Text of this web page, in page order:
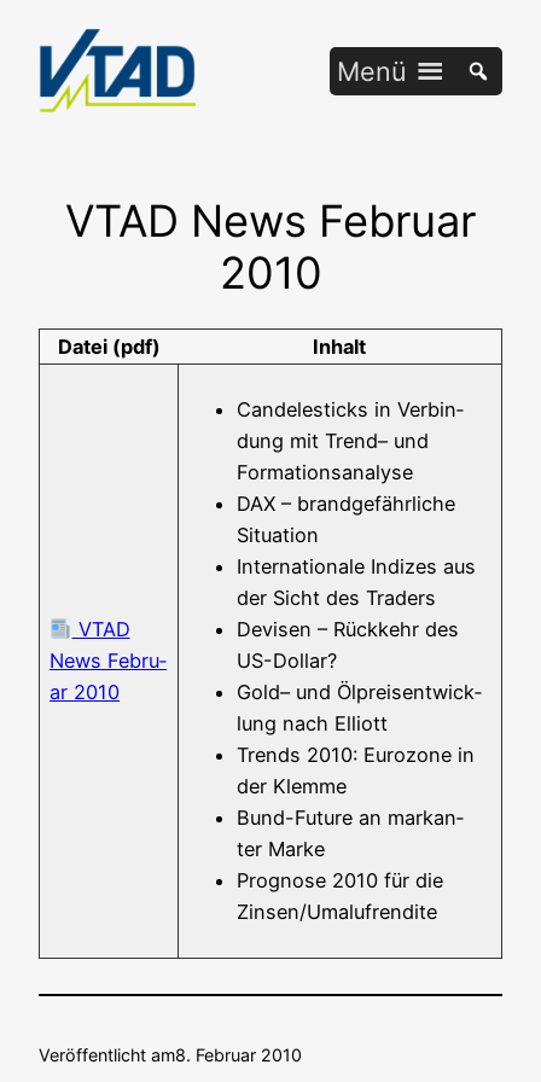
springen
Menü
VTAD News Februar
2010
Datei (pdf) Inhalt
VTAD
News Febru­
ar 2010
Can­de­le­sticks in Ver­bin­
dung mit Trend– und
Formationsanalyse
DAX – brand­ge­fähr­li­che
Situation
Inter­na­tio­na­le Indi­zes aus
der Sicht des Traders
Devi­sen – Rück­kehr des
US-Dollar?
Gold– und Ölpreis­ent­wick­
lung nach Elliott
Trends 2010: Euro­zo­ne in
der Klemme
Bund-Future an mar­kan­
ter Marke
Pro­gno­se 2010 für die
Zinsen/Umalufrendite
Veröffentlicht am8. Februar 2010